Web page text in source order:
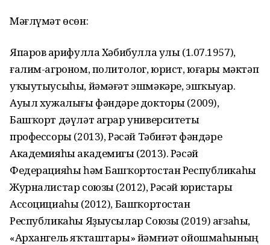
Мәғлүмәт өсөн:
Япаров Ғарифулла Хәбибулла улы (1.07.1957),
ғалим-агроном, политолог, юрист, юғары мәктәп
уҡыутыусыһы, йәмәғәт эшмәкәре, эшҡыуар.
Ауыл хужалығы фәндәре докторы (2009),
Башҡорт дәүләт аграр университеты
профессоры (2013), Рәсәй Тәбиғәт фәндәре
Академияһы академигы (2013). Рәсәй
Федерацияһы һәм Башҡортостан Республикаһы
Журналистар союзы (2012), Рәсәй юристары
Ассоцициаһы (2012), Башҡортостан
Республикаһы Яҙыусылар Союзы (2019) ағзаһы,
«Архангель яҡташтары» йәмғиәт ойошмаһының